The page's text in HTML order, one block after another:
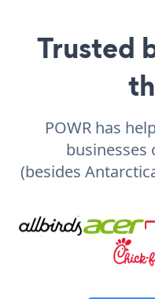
Trusted
POWR has
businesses
(besides